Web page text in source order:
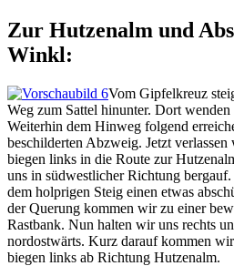
Zur Hutzenalm und
Winkl:
Vom Gipfelkreuz
Weg zum Sattel hinunter. Dort
Weiterhin dem Hinweg folgend
beschilderten Abzweig. Jetzt
biegen links in die Route zur
uns in südwestlicher Richtung
dem holprigen Steig einen etwas
der Querung kommen wir zu einer
Rastbank. Nun halten wir uns rechts
nordostwärts. Kurz darauf kommen
biegen links ab Richtung Hutzenalm.